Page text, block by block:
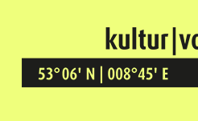
Kultur Vor Ort
BREMEN GRÖPELINGEN